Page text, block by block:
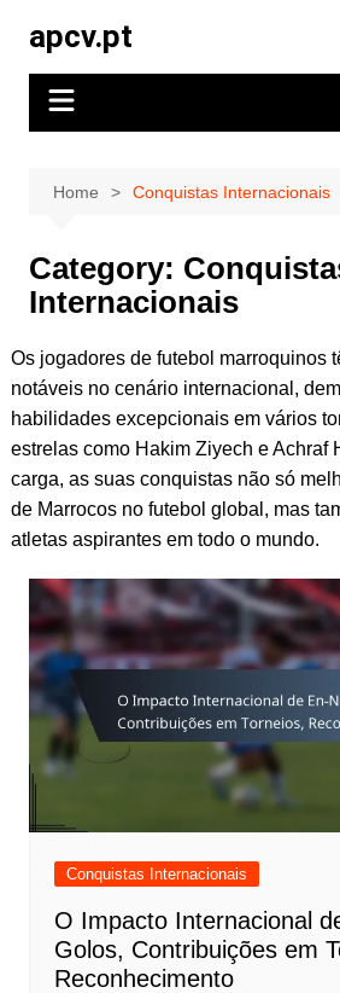
content
apcv.pt
Home Conquistas Internacionais
Category:
Internacionais
Os jogadores de futebol marroquinos
notáveis no cenário internacional,
habilidades excepcionais em vários
estrelas como Hakim Ziyech e Achraf
carga, as suas conquistas não só
de Marrocos no futebol global, mas
atletas aspirantes em todo o mundo.
Conquistas Internacionais
O Impacto Internacional
Golos, Contribuições em
Reconhecimento